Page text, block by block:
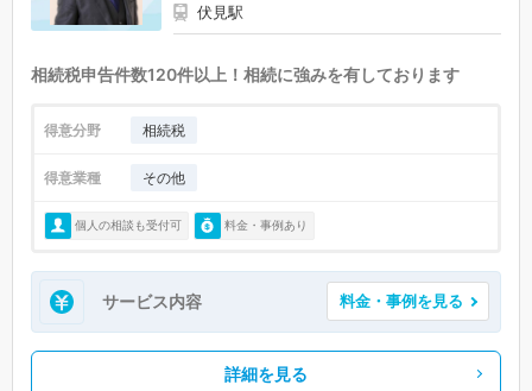
伏見駅
相続税申告件数120件以上！相続に強みを有しております
得意分野 相続税
得意業種 その他
個人の相談も受付可 料金・事例あり
サービス内容 料金・事例を見る
詳細を見る